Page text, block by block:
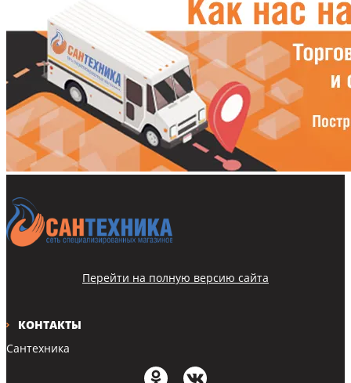
КОНТАКТЫ
Сантехника
Перейти на полную версию сайта